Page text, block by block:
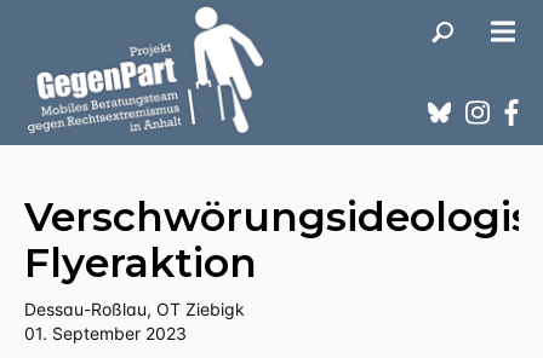
Flyeraktion
Dessau-Roßlau, OT Ziebigk
01. September 2023